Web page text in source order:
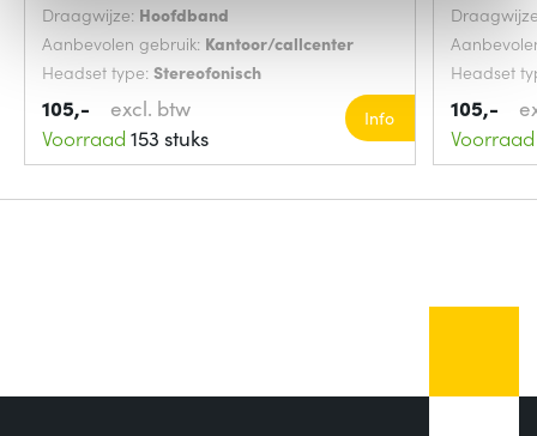
Draagwijze: Hoofdband
Aanbevolen gebruik: Kantoor/callcenter
Headset type: Stereofonisch
105,-
excl. btw
Voorraad 153 stuks
Info
Headset
105,-
Voorraad